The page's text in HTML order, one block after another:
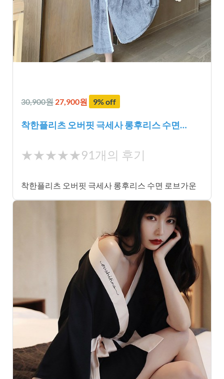
30,900원 27,900원 9% off
착한플리츠 오버핏 극세사 롱후리스 수면…
★
★
★
★
★★★★★91개의 후기
착한플리츠 오버핏 극세사 롱후리스 수면 로브가운